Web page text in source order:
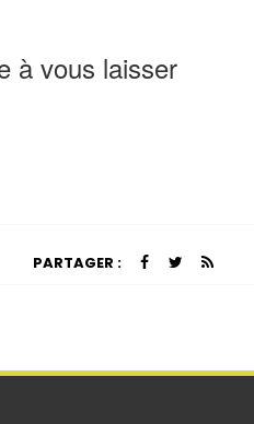
à vous laisser
PARTAGER :